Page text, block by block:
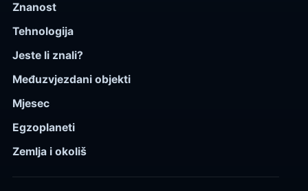
Znanost
Tehnologija
Jeste li znali?
Međuzvjezdani objekti
Mjesec
Egzoplaneti
Zemlja i okoliš